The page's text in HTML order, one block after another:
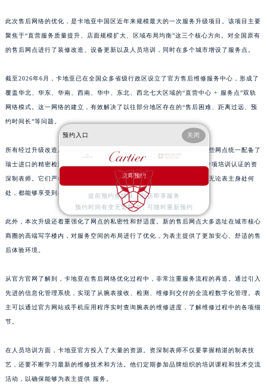
此次售后网络的优化，是卡地亚中国区近年来规模最大的一次服务升级项目。该项目主要
聚焦于“直营服务质量提升、店面规模扩大、区域布局均衡”这三个核心方向。对全国原有
的售后网点进行了装修改造、设备更新以及人员培训，同时在多个城市增设了服务点。
截至2026年6月，卡地亚已在全国众多省级行政区设立了官方售后维修服务中心，形成了
覆盖华北、华东、华南、西南、华中、东北、西北七大区域的“直营中心 + 服务点”双轨
网络模式。这一网络的建立，有效解决了以往部分地区存在的“售后困难、距离过远、预
约时间长”等问题。
所有经过升级改造后的网点，均通过了瑞士日内瓦总部的严格认证。这些网点统一配备了
瑞士进口的精密检测仪器、100%原厂供应的配件，并且拥有经过品牌专项培训认证的资
深制表师。它们严格执行卡地亚全球统一的服务标准和质保体系，确保无论表主身处何
处，都能够享受到与瑞士本土相同的专业养护服务。
此外，本次升级还着重强化了网点的私密性和舒适度。新的售后网点大多选址在城市核心
商圈的高端写字楼内，对服务空间的布局进行了优化，为表主提供了更加安心、舒适的售
后体验环境。
从官方官网了解到，卡地亚在售后网络优化过程中，非常注重服务流程的再造。通过引入
先进的信息化管理系统，实现了从腕表接收、检测、维修到交付的全流程数字化管理。表
主可以通过官方网站或手机应用程序实时查询腕表的维修进度，了解维修过程中的各项细
节。
在人员培训方面，卡地亚官方投入了大量的资源。资深制表师不仅要掌握精湛的制表技
艺，还要不断学习最新的维修技术和方法。他们定期参加品牌组织的培训课程和技术交流
活动，以确保能够为表主提供 服务。
预约入口 关闭
立即预约
提前预约免排队，到店即享服务
预约时间有变无需取消，可随时重新预约